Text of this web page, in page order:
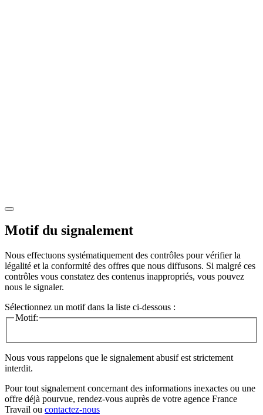
Motif du signalement
Nous effectuons systématiquement des contrôles pour vérifier la
légalité et la conformité des offres que nous diffusons. Si malgré ces
contrôles vous constatez des contenus inappropriés, vous pouvez
nous le signaler.
Sélectionnez un motif dans la liste ci-dessous :
Motif:
Nous vous rappelons que le signalement abusif est strictement
interdit.
Pour tout signalement concernant des informations inexactes ou une
offre déjà pourvue, rendez-vous auprès de votre agence France
Travail ou contactez-nous